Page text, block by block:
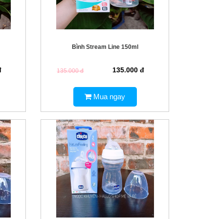
Bình Stream Line 150ml
135.000 đ 135.000 đ
Mua ngay